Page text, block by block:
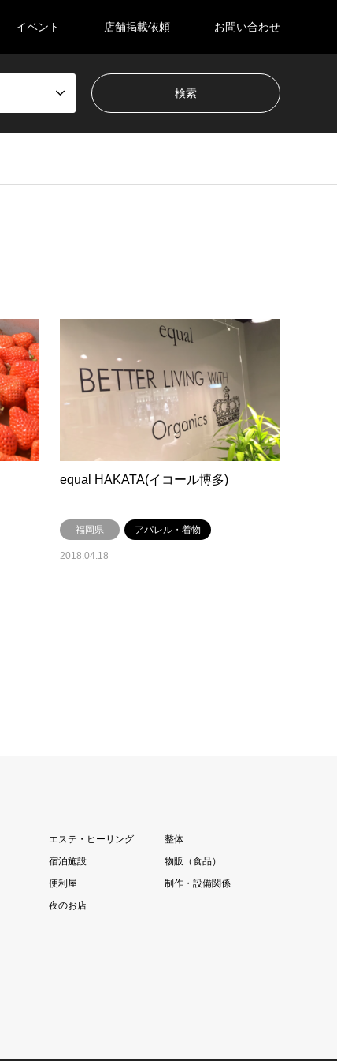
イベント 店舗掲載依頼 お問い合わせ
equal HAKATA(イコール博多)
福岡県 アパレル・着物
2018.04.18
エステ・ヒーリング
整体
宿泊施設
物販（食品）
便利屋
制作・設備関係
夜のお店